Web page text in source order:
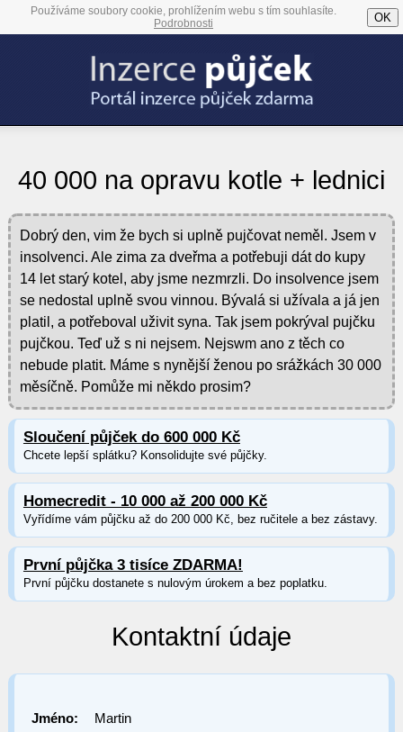
Používáme soubory cookie, prohlížením webu s tím souhlasíte.
Podrobnosti
OK
40 000 na opravu kotle + lednici
Dobrý den, vim že bych si uplně pujčovat neměl. Jsem v
insolvenci. Ale zima za dveřma a potřebuji dát do kupy
14 let starý kotel, aby jsme nezmrzli. Do insolvence jsem
se nedostal uplně svou vinnou. Bývalá si užívala a já jen
platil, a potřeboval uživit syna. Tak jsem pokrýval pujčku
pujčkou. Teď už s ni nejsem. Nejswm ano z těch co
nebude platit. Máme s nynější ženou po srážkách 30 000
měsíčně. Pomůže mi někdo prosim?
Sloučení půjček do 600 000 Kč
Chcete lepší splátku? Konsolidujte své půjčky.
Homecredit - 10 000 až 200 000 Kč
Vyřídíme vám půjčku až do 200 000 Kč, bez ručitele a bez zástavy.
První půjčka 3 tisíce ZDARMA!
První půjčku dostanete s nulovým úrokem a bez poplatku.
Kontaktní údaje
Jméno: Martin